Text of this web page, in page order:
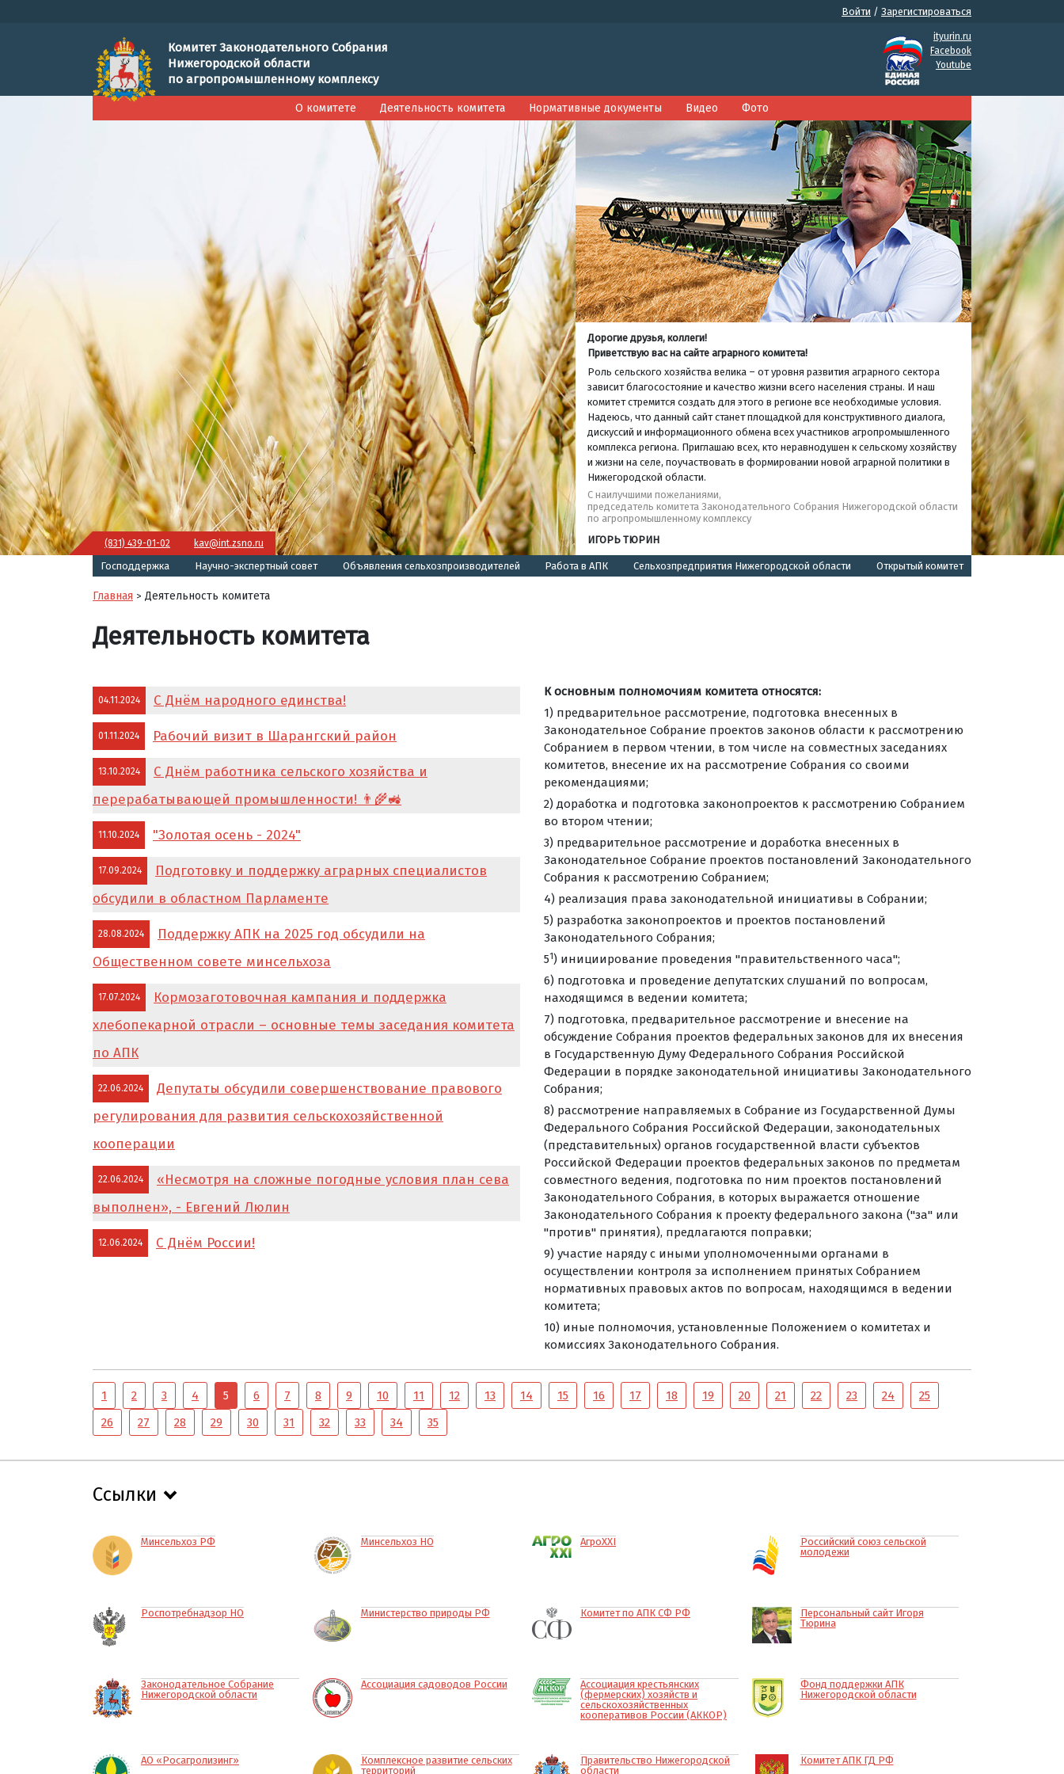
Войти / Зарегистироваться
Комитет Законодательного Собрания
Нижегородской области
по агропромышленному комплексу
ityurin.ru
Facebook
Youtube
О комитете Деятельность комитета Нормативные документы Видео Фото
Дорогие друзья, коллеги!
Приветствую вас на сайте аграрного комитета!
Роль сельского хозяйства велика – от уровня развития аграрного сектора
зависит благосостояние и качество жизни всего населения страны. И наш
комитет стремится создать для этого в регионе все необходимые условия.
Надеюсь, что данный сайт станет площадкой для конструктивного диалога,
дискуссий и информационного обмена всех участников агропромышленного
комплекса региона. Приглашаю всех, кто неравнодушен к сельскому хозяйству
и жизни на селе, поучаствовать в формировании новой аграрной политики в
Нижегородской области.
С наилучшими пожеланиями,
председатель комитета Законодательного Собрания Нижегородской области
по агропромышленному комплексу
ИГОРЬ ТЮРИН
(831) 439-01-02 kav@int.zsno.ru
Господдержка Научно-экспертный совет Объявления сельхозпроизводителей Работа в АПК Сельхозпредприятия Нижегородской области Открытый комитет
Главная > Деятельность комитета
Деятельность комитета
К основным полномочиям комитета относятся:
1) предварительное рассмотрение, подготовка внесенных в
Законодательное Собрание проектов законов области к рассмотрению
Собранием в первом чтении, в том числе на совместных заседаниях
комитетов, внесение их на рассмотрение Собрания со своими
рекомендациями;
2) доработка и подготовка законопроектов к рассмотрению Собранием
во втором чтении;
3) предварительное рассмотрение и доработка внесенных в
Законодательное Собрание проектов постановлений Законодательного
Собрания к рассмотрению Собранием;
4) реализация права законодательной инициативы в Собрании;
5) разработка законопроектов и проектов постановлений
Законодательного Собрания;
51) инициирование проведения "правительственного часа";
6) подготовка и проведение депутатских слушаний по вопросам,
находящимся в ведении комитета;
7) подготовка, предварительное рассмотрение и внесение на
обсуждение Собрания проектов федеральных законов для их внесения
в Государственную Думу Федерального Собрания Российской
Федерации в порядке законодательной инициативы Законодательного
Собрания;
8) рассмотрение направляемых в Собрание из Государственной Думы
Федерального Собрания Российской Федерации, законодательных
(представительных) органов государственной власти субъектов
Российской Федерации проектов федеральных законов по предметам
совместного ведения, подготовка по ним проектов постановлений
Законодательного Собрания, в которых выражается отношение
Законодательного Собрания к проекту федерального закона ("за" или
"против" принятия), предлагаются поправки;
9) участие наряду с иными уполномоченными органами в
осуществлении контроля за исполнением принятых Собранием
нормативных правовых актов по вопросам, находящимся в ведении
комитета;
10) иные полномочия, установленные Положением о комитетах и
комиссиях Законодательного Собрания.
04.11.2024 С Днём народного единства!
01.11.2024 Рабочий визит в Шарангский район
13.10.2024
С Днём работника сельского хозяйства и
перерабатывающей промышленности! 👨‍🌾🚜
11.10.2024 "Золотая осень - 2024"
17.09.2024
Подготовку и поддержку аграрных специалистов
обсудили в областном Парламенте
28.08.2024
Поддержку АПК на 2025 год обсудили на
Общественном совете минсельхоза
17.07.2024
Кормозаготовочная кампания и поддержка
хлебопекарной отрасли – основные темы заседания комитета
по АПК
22.06.2024
Депутаты обсудили совершенствование правового
регулирования для развития сельскохозяйственной
кооперации
22.06.2024
«Несмотря на сложные погодные условия план сева
выполнен», - Евгений Люлин
12.06.2024 С Днём России!
1 2 3 4 5 6 7 8 9 10 11 12 13 14 15 16 17 18 19 20 21 22 23 24
25
26
27 28 29 30 31 32 33 34 35
Ссылки
Минсельхоз РФ Минсельхоз НО АгроXXI
Российский союз сельской
молодежи
Роспотребнадзор НО Министерство природы РФ Комитет по АПК СФ РФ
Персональный сайт Игоря
Тюрина
Законодательное Собрание
Нижегородской области
Ассоциация садоводов России
Ассоциация крестьянских
(фермерских) хозяйств и
сельскохозяйственных
кооперативов России (АККОР)
Фонд поддержки АПК
Нижегородской области
АО «Росагролизинг»
Комплексное развитие сельских
территорий
Правительство Нижегородской
области
Комитет АПК ГД РФ